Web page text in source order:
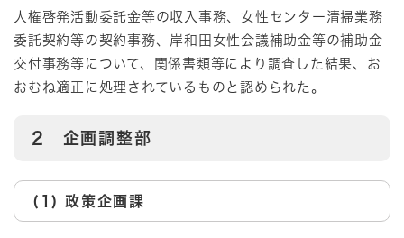
人権啓発活動委託金等の収入事務、女性センター清掃業務
委託契約等の契約事務、岸和田女性会議補助金等の補助金
交付事務等について、関係書類等により調査した結果、お
おむね適正に処理されているものと認められた。
2 企画調整部
(1) 政策企画課